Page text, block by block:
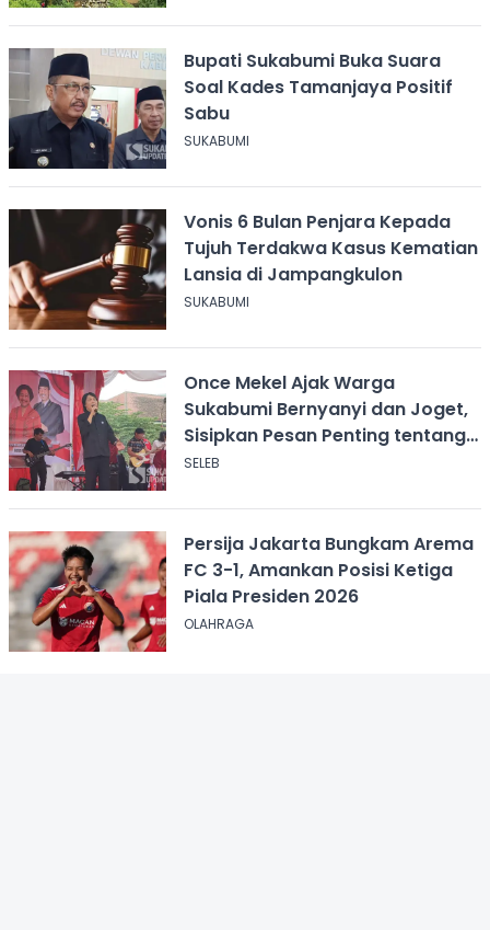
Bupati Sukabumi Buka Suara
Soal Kades Tamanjaya Positif
Sabu
SUKABUMI
Vonis 6 Bulan Penjara Kepada
Tujuh Terdakwa Kasus Kematian
Lansia di Jampangkulon
SUKABUMI
Once Mekel Ajak Warga
Sukabumi Bernyanyi dan Joget,
Sisipkan Pesan Penting tentang
ASI
SELEB
Persija Jakarta Bungkam Arema
FC 3-1, Amankan Posisi Ketiga
Piala Presiden 2026
OLAHRAGA